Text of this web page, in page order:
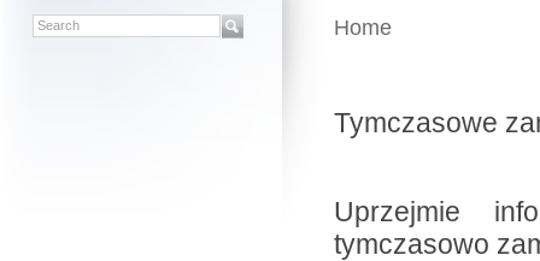
Home
Tymczasowe
Uprzejmie
tymczasowo